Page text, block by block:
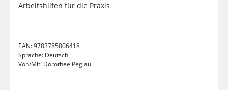
Arbeitshilfen für die Praxis
EAN:9783785806418
Sprache: Deutsch
Von/Mit: Dorothee Peglau